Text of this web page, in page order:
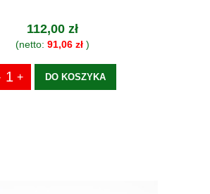
112,00 zł
(netto: 91,06 zł)
DO KOSZYKA